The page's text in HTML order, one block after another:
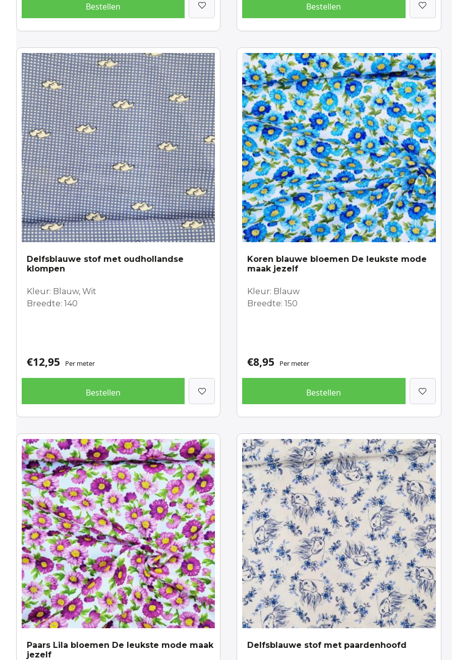
Bestellen Bestellen
Delfsblauwe stof met oudhollandse
klompen
Kleur: Blauw, Wit
Breedte: 140
€12,95 Per meter
Bestellen
Koren blauwe bloemen De leukste mode
maak jezelf
Kleur: Blauw
Breedte: 150
€8,95 Per meter
Bestellen
Paars Lila bloemen De leukste mode maak
jezelf
Delfsblauwe stof met paardenhoofd